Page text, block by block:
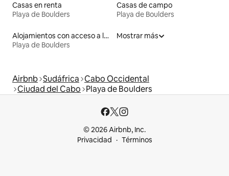
Casas en renta
Playa de Boulders
Casas de campo
Playa de Boulders
Alojamientos con acceso a la playa
Playa de Boulders
Mostrar más
Airbnb Sudáfrica Cabo Occidental
Ciudad del Cabo Playa de Boulders
© 2026 Airbnb, Inc.
Privacidad
Términos